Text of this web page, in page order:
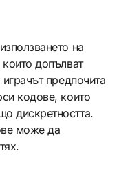
на
допълват
предпочита
кодове, които
дискретността.
може да